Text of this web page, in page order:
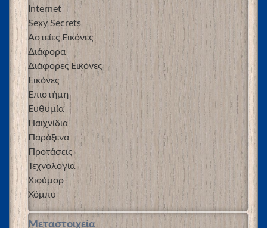
Internet
Sexy Secrets
Αστείες Εικόνες
Διάφορα
Διάφορες Εικόνες
Εικόνες
Επιστήμη
Ευθυμία
Παιχνίδια
Παράξενα
Προτάσεις
Τεχνολογία
Χιούμορ
Χόμπυ
Μεταστοιχεία